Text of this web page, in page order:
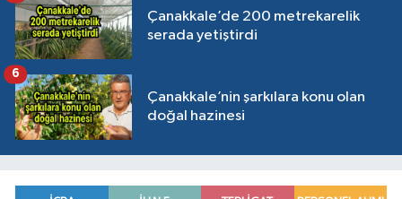
Çanakkale’de 200 metrekarelik
serada yetiştirdi
Çanakkale’nin şarkılara konu olan
doğal hazinesi
6